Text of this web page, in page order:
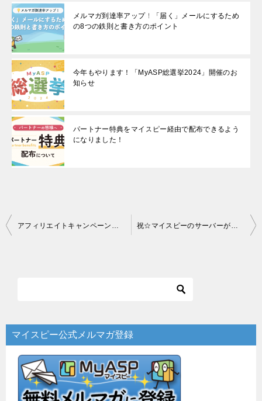
メルマガ到達率アップ！「届く」メールにするため
の8つの鉄則と書き方のポイント
今年もやります！「MyASP総選挙2024」開催のお
知らせ
パートナー特典をマイスピー経由で配布できるよう
になりました！
投
ー
シ
マイスピー公式メルマガ登録